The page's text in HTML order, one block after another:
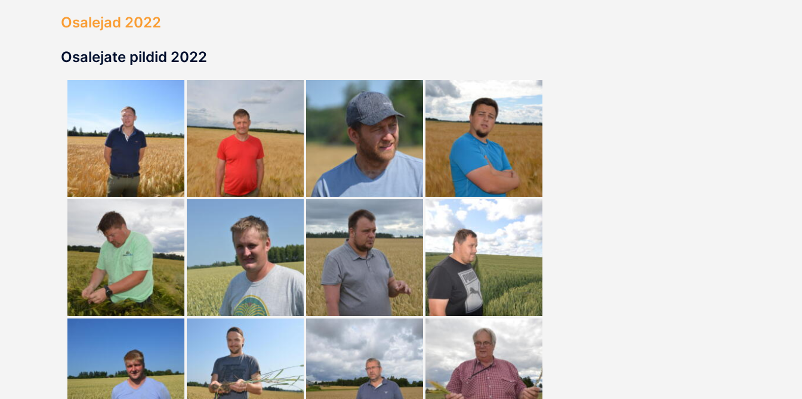
Osalejad 2022
Osalejate pildid 2022